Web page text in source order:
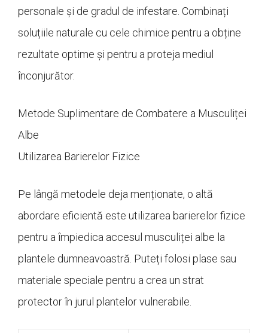
personale și de gradul de infestare. Combinați
soluțiile naturale cu cele chimice pentru a obține
rezultate optime și pentru a proteja mediul
înconjurător.
Metode Suplimentare de Combatere a Musculiței
Albe
Utilizarea Barierelor Fizice
Pe lângă metodele deja menționate, o altă
abordare eficientă este utilizarea barierelor fizice
pentru a împiedica accesul musculiței albe la
plantele dumneavoastră. Puteți folosi plase sau
materiale speciale pentru a crea un strat
protector în jurul plantelor vulnerabile.